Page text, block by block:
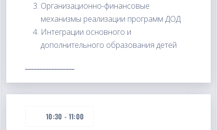
Организационно-финансовые
механизмы реализации программ ДОД
Интеграции основного и
дополнительного образования детей
10:30 - 11:00